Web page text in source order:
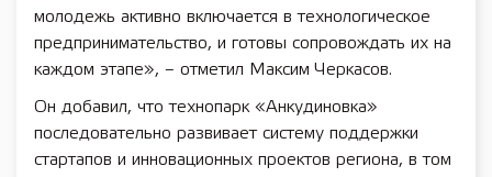
молодежь активно включается в технологическое
предпринимательство, и готовы сопровождать их на
каждом этапе», – отметил Максим Черкасов.
Он добавил, что технопарк «Анкудиновка»
последовательно развивает систему поддержки
стартапов и инновационных проектов региона, в том